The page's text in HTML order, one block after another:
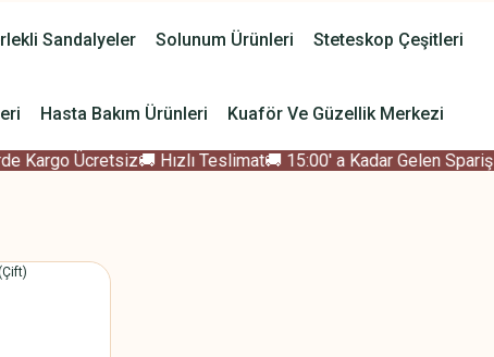
Sandalyeler Solunum Ürünleri Steteskop Çeşitleri
Hasta Bakım Ürünleri Kuaför Ve Güzellik Merkezi
Kargo Ücretsiz🚚 Hızlı Teslimat🚚 15:00' a Kadar Gelen